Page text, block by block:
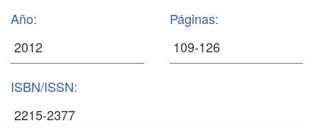
Año: Páginas:
ISBN/ISSN: